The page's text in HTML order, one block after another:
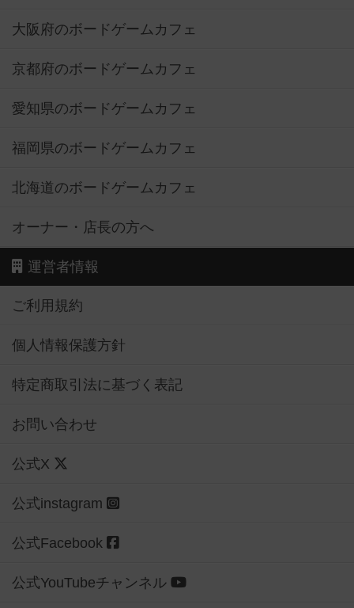
大阪府のボードゲームカフェ
京都府のボードゲームカフェ
愛知県のボードゲームカフェ
福岡県のボードゲームカフェ
北海道のボードゲームカフェ
オーナー・店長の方へ
運営者情報
ご利用規約
個人情報保護方針
特定商取引法に基づく表記
お問い合わせ
公式X
公式instagram
公式Facebook
公式YouTubeチャンネル